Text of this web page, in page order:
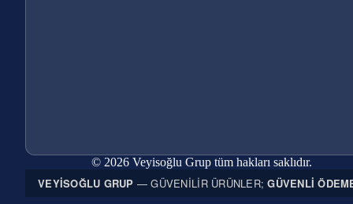
© 2026 Veyisoğlu Grup tüm hakları saklıdır.
VEYISOĞLU GRUP — GÜVENILIR ÜRÜNLER;GÜVENLI